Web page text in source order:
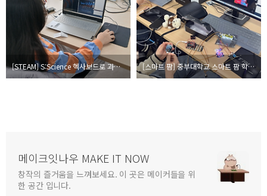
[STEAM] S:Science 헥사보드로 과학실험 하기 (HexaLab) [스마트 팜] 중부대학교 스마트 팜 학과 수업
메이크잇나우 MAKE IT NOW
창작의 즐거움을 느껴보세요. 이 곳은 메이커들을 위
한 공간 입니다.